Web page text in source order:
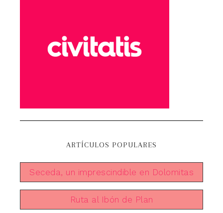
ARTÍCULOS POPULARES
Seceda, un imprescindible en Dolomitas
Ruta al Ibón de Plan